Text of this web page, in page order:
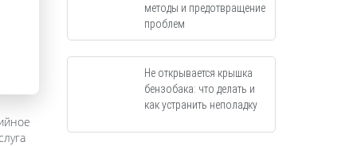
методы и предотвращение
проблем
Не открывается крышка
бензобака: что делать и
как устранить неполадку